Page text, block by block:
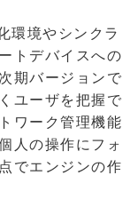
環境やシンクラ
トデバイスへの
期バージョンで
ユーザを把握で
ワーク管理機能
人の操作にフォ
でエンジンの作